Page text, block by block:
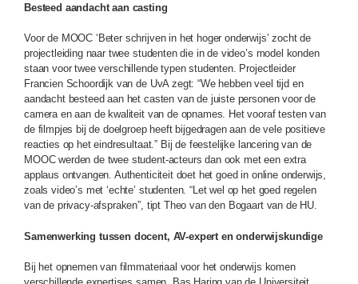
Besteed aandacht aan casting
Voor de MOOC ‘Beter schrijven in het hoger onderwijs’ zocht de
projectleiding naar twee studenten die in de video’s model konden
staan voor twee verschillende typen studenten. Projectleider
Francien Schoordijk van de UvA zegt: “We hebben veel tijd en
aandacht besteed aan het casten van de juiste personen voor de
camera en aan de kwaliteit van de opnames. Het vooraf testen van
de filmpjes bij de doelgroep heeft bijgedragen aan de vele positieve
reacties op het eindresultaat.” Bij de feestelijke lancering van de
MOOC werden de twee student-acteurs dan ook met een extra
applaus ontvangen. Authenticiteit doet het goed in online onderwijs,
zoals video’s met ‘echte’ studenten. “Let wel op het goed regelen
van de privacy-afspraken”, tipt Theo van den Bogaart van de HU.
Samenwerking tussen docent, AV-expert en onderwijskundige
Bij het opnemen van filmmateriaal voor het onderwijs komen